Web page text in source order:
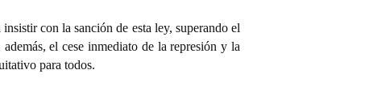
con la sanción de esta ley, superando el
el cese inmediato de la represión y la
para todos.